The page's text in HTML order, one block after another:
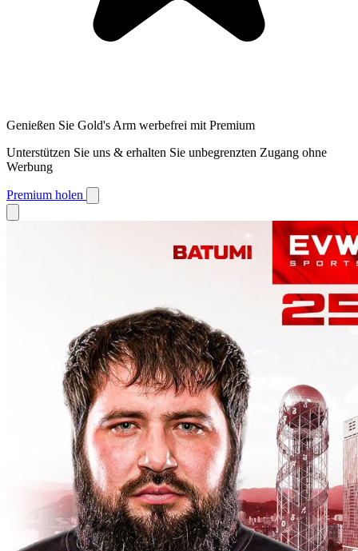
Genießen Sie Gold's Arm werbefrei mit Premium
Unterstützen Sie uns & erhalten Sie unbegrenzten Zugang ohne
Werbung
Premium holen